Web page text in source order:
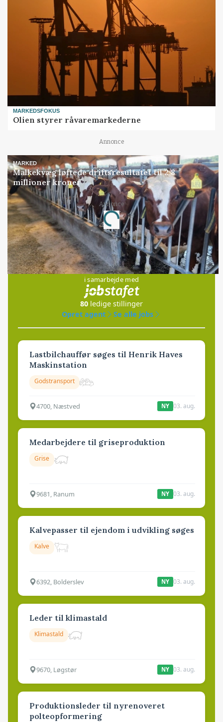
MARKEDSFOKUS
Olien styrer råvaremarkederne
Annonce
MARKED
Malkekvæg løftede driftsresultatet til 2,8
millioner kroner
Annonce
Loading...
Jobs
i samarbejde med
80 ledige stillinger
Opret agent
Se alle jobs
Lastbilchauffør søges til Henrik Haves
Maskinstation
Godstransport
4700, Næstved NY 03. aug.
Medarbejdere til griseproduktion
Grise
9681, Ranum NY 03. aug.
Kalvepasser til ejendom i udvikling søges
Kalve
6392, Bolderslev NY 03. aug.
Leder til klimastald
Klimastald
9670, Løgstør NY 03. aug.
Produktionsleder til nyrenoveret
polteopformering